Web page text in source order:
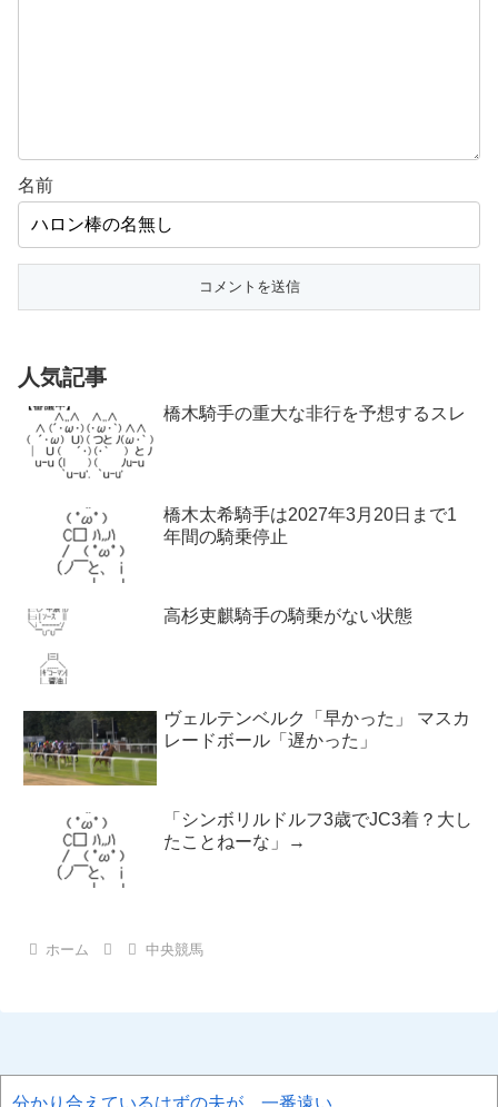
名前
人気記事
橋木騎手の重大な非行を予想するスレ
橋木太希騎手は2027年3月20日まで1
年間の騎乗停止
高杉吏麒騎手の騎乗がない状態
ヴェルテンベルク「早かった」 マスカ
レードボール「遅かった」
「シンボリルドルフ3歳でJC3着？大し
たことねーな」→
ホーム 中央競馬
分かり合えているはずの夫が、一番遠い